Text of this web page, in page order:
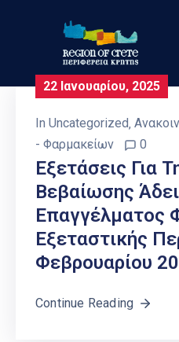
Περιφέρεια
Έργα
Δράσεις
Ψηφιακές
Υπηρεσίες
Επικοινωνία
22 Ιανουαρίου, 2025
In Uncategorized‚
- Φαρμακείων
0
Eξετάσεις Για
Βεβαίωσης
Επαγγέλματος
Εξεταστικής
Φεβρουαρίου
Continue Reading